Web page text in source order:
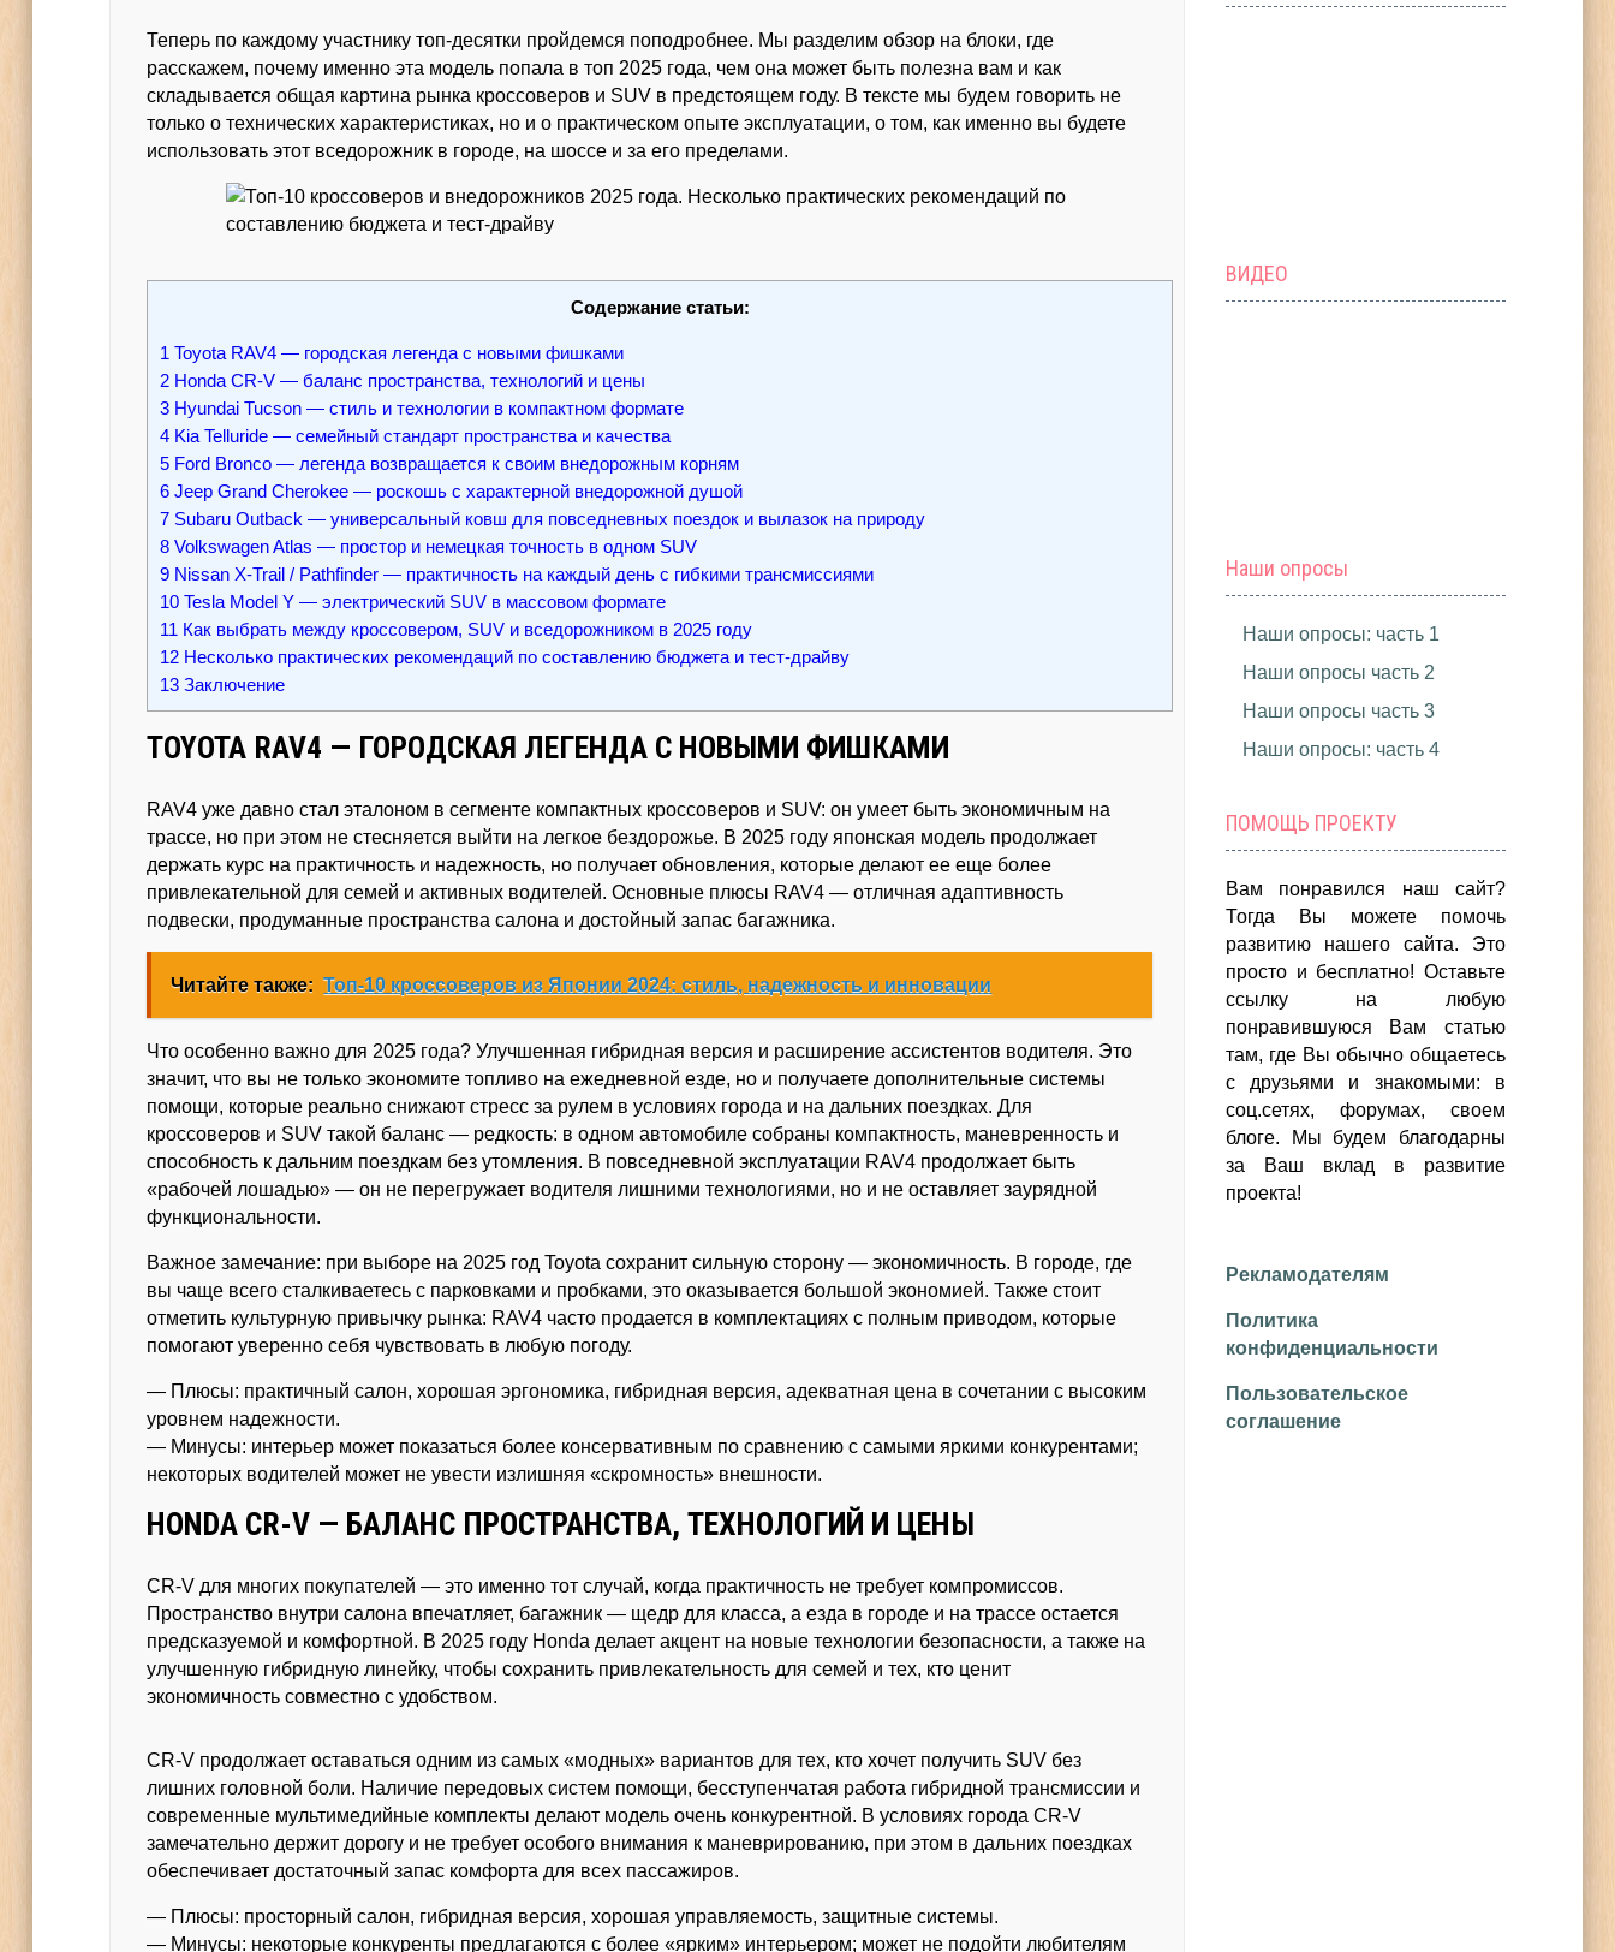
Теперь по каждому участнику топ‑десятки пройдемся поподробнее. Мы разделим обзор на блоки, где
расскажем, почему именно эта модель попала в топ 2025 года, чем она может быть полезна вам и как
складывается общая картина рынка кроссоверов и SUV в предстоящем году. В тексте мы будем говорить не
только о технических характеристиках, но и о практическом опыте эксплуатации, о том, как именно вы будете
использовать этот вседорожник в городе, на шоссе и за его пределами.
Содержание статьи:
1 Toyota RAV4 — городская легенда с новыми фишками
2 Honda CR-V — баланс пространства, технологий и цены
3 Hyundai Tucson — стиль и технологии в компактном формате
4 Kia Telluride — семейный стандарт пространства и качества
5 Ford Bronco — легенда возвращается к своим внедорожным корням
6 Jeep Grand Cherokee — роскошь с характерной внедорожной душой
7 Subaru Outback — универсальный ковш для повседневных поездок и вылазок на природу
8 Volkswagen Atlas — простор и немецкая точность в одном SUV
9 Nissan X-Trail / Pathfinder — практичность на каждый день с гибкими трансмиссиями
10 Tesla Model Y — электрический SUV в массовом формате
11 Как выбрать между кроссовером, SUV и вседорожником в 2025 году
12 Несколько практических рекомендаций по составлению бюджета и тест-драйву
13 Заключение
TOYOTA RAV4 — ГОРОДСКАЯ ЛЕГЕНДА С НОВЫМИ ФИШКАМИ
RAV4 уже давно стал эталоном в сегменте компактных кроссоверов и SUV: он умеет быть экономичным на
трассе, но при этом не стесняется выйти на легкое бездорожье. В 2025 году японская модель продолжает
держать курс на практичность и надежность, но получает обновления, которые делают ее еще более
привлекательной для семей и активных водителей. Основные плюсы RAV4 — отличная адаптивность
подвески, продуманные пространства салона и достойный запас багажника.
Читайте также: Топ-10 кроссоверов из Японии 2024: стиль, надежность и инновации
Что особенно важно для 2025 года? Улучшенная гибридная версия и расширение ассистентов водителя. Это
значит, что вы не только экономите топливо на ежедневной езде, но и получаете дополнительные системы
помощи, которые реально снижают стресс за рулем в условиях города и на дальних поездках. Для
кроссоверов и SUV такой баланс — редкость: в одном автомобиле собраны компактность, маневренность и
способность к дальним поездкам без утомления. В повседневной эксплуатации RAV4 продолжает быть
«рабочей лошадью» — он не перегружает водителя лишними технологиями, но и не оставляет заурядной
функциональности.
Важное замечание: при выборе на 2025 год Toyota сохранит сильную сторону — экономичность. В городе, где
вы чаще всего сталкиваетесь с парковками и пробками, это оказывается большой экономией. Также стоит
отметить культурную привычку рынка: RAV4 часто продается в комплектациях с полным приводом, которые
помогают уверенно себя чувствовать в любую погоду.
— Плюсы: практичный салон, хорошая эргономика, гибридная версия, адекватная цена в сочетании с высоким
уровнем надежности.
— Минусы: интерьер может показаться более консервативным по сравнению с самыми яркими конкурентами;
некоторых водителей может не увести излишняя «скромность» внешности.
HONDA CR-V — БАЛАНС ПРОСТРАНСТВА, ТЕХНОЛОГИЙ И ЦЕНЫ
CR-V для многих покупателей — это именно тот случай, когда практичность не требует компромиссов.
Пространство внутри салона впечатляет, багажник — щедр для класса, а езда в городе и на трассе остается
предсказуемой и комфортной. В 2025 году Honda делает акцент на новые технологии безопасности, а также на
улучшенную гибридную линейку, чтобы сохранить привлекательность для семей и тех, кто ценит
экономичность совместно с удобством.
CR-V продолжает оставаться одним из самых «модных» вариантов для тех, кто хочет получить SUV без
лишних головной боли. Наличие передовых систем помощи, бесступенчатая работа гибридной трансмиссии и
современные мультимедийные комплекты делают модель очень конкурентной. В условиях города CR-V
замечательно держит дорогу и не требует особого внимания к маневрированию, при этом в дальних поездках
обеспечивает достаточный запас комфорта для всех пассажиров.
— Плюсы: просторный салон, гибридная версия, хорошая управляемость, защитные системы.
— Минусы: некоторые конкуренты предлагаются с более «ярким» интерьером; может не подойти любителям
ВИДЕО
Наши опросы
Наши опросы: часть 1
Наши опросы часть 2
Наши опросы часть 3
Наши опросы: часть 4
ПОМОЩЬ ПРОЕКТУ
Вам понравился наш сайт?
Тогда Вы можете помочь
развитию нашего сайта. Это
просто и бесплатно! Оставьте
ссылку на любую
понравившуюся Вам статью
там, где Вы обычно общаетесь
с друзьями и знакомыми: в
соц.сетях, форумах, своем
блоге. Мы будем благодарны
за Ваш вклад в развитие
проекта!
Рекламодателям
Политика
конфиденциальности
Пользовательское
соглашение